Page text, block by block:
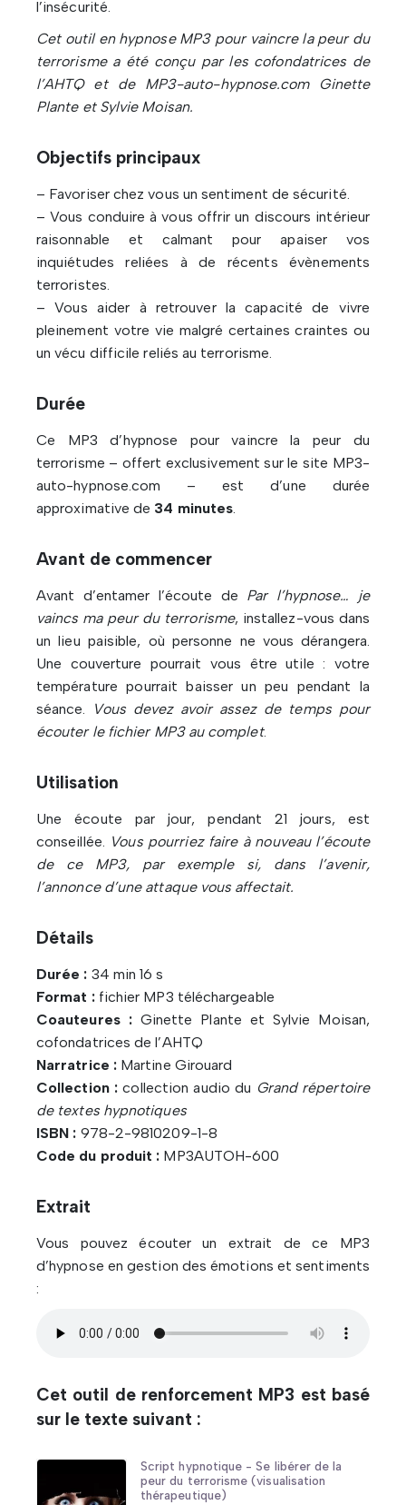
l’insécurité.
Cet outil en hypnose MP3 pour vaincre la peur du
terrorisme a été conçu par les cofondatrices de
l’AHTQ et de MP3-auto-hypnose.com Ginette
Plante et Sylvie Moisan.
Objectifs principaux
– Favoriser chez vous un sentiment de sécurité.
– Vous conduire à vous offrir un discours intérieur
raisonnable et calmant pour apaiser vos
inquiétudes reliées à de récents évènements
terroristes.
– Vous aider à retrouver la capacité de vivre
pleinement votre vie malgré certaines craintes ou
un vécu difficile reliés au terrorisme.
Durée
Ce MP3 d’hypnose pour vaincre la peur du
terrorisme – offert exclusivement sur le site MP3-
auto-hypnose.com – est d’une durée
approximative de 34 minutes.
Avant de commencer
Avant d’entamer l’écoute de Par l’hypnose… je
vaincs ma peur du terrorisme, installez-vous dans
un lieu paisible, où personne ne vous dérangera.
Une couverture pourrait vous être utile : votre
température pourrait baisser un peu pendant la
séance. Vous devez avoir assez de temps pour
écouter le fichier MP3 au complet.
Utilisation
Une écoute par jour, pendant 21 jours, est
conseillée. Vous pourriez faire à nouveau l’écoute
de ce MP3, par exemple si, dans l’avenir,
l’annonce d’une attaque vous affectait.
Détails
Durée : 34 min 16 s
Format :fichier MP3 téléchargeable
Coauteures :Ginette Plante et Sylvie Moisan,
cofondatrices de l’AHTQ
Narratrice :Martine Girouard
Collection : collection audio du Grand répertoire
de textes hypnotiques
ISBN : 978-2-9810209-1-8
Code du produit : MP3AUTOH-600
Extrait
Vous pouvez écouter un extrait de ce MP3
d’hypnose en gestion des émotions et sentiments
:
Cet outil de renforcement MP3 est basé
sur le texte suivant :
Script hypnotique - Se libérer de la
peur du terrorisme (visualisation
thérapeutique)